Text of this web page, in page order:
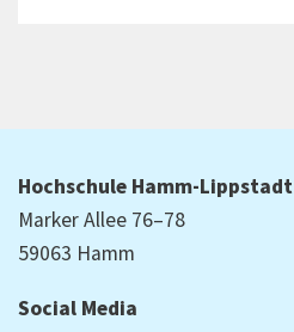
Hochschule Hamm-Lippstadt
Marker Allee 76–78
59063 Hamm
Social Media